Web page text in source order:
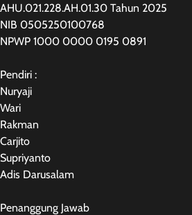
AHU.021.228.AH.01.30 Tahun 2025
NIB 0505250100768
NPWP 1000 0000 0195 0891
Pendiri :
Nuryaji
Wari
Rakman
Carjito
Supriyanto
Adis Darusalam
Penanggung Jawab